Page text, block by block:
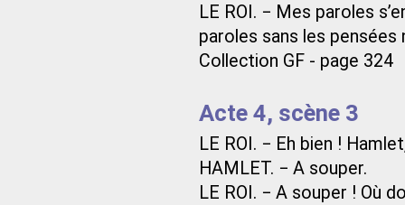
LE ROI. − Mes paroles
paroles sans les pensées
Collection GF - page 324
Acte 4, scène 3
LE ROI. − Eh bien !
HAMLET. − A souper.
LE ROI. − A souper ! Où